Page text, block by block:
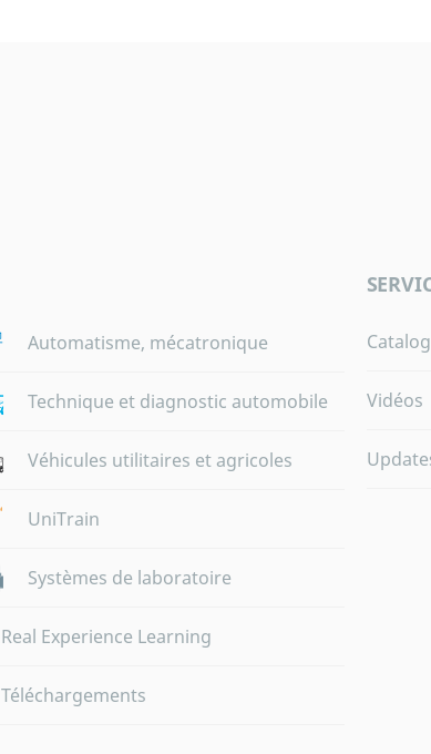
Automatisme, mécatronique
Technique et diagnostic automobile
Véhicules utilitaires et agricoles
UniTrain
Systèmes de laboratoire
Real Experience Learning
Téléchargements
Vidéos